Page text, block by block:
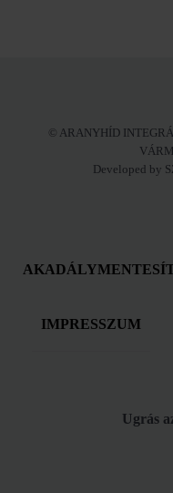
© ARANYHÍD
Developed by
IMPRESSZUM
Ugrás